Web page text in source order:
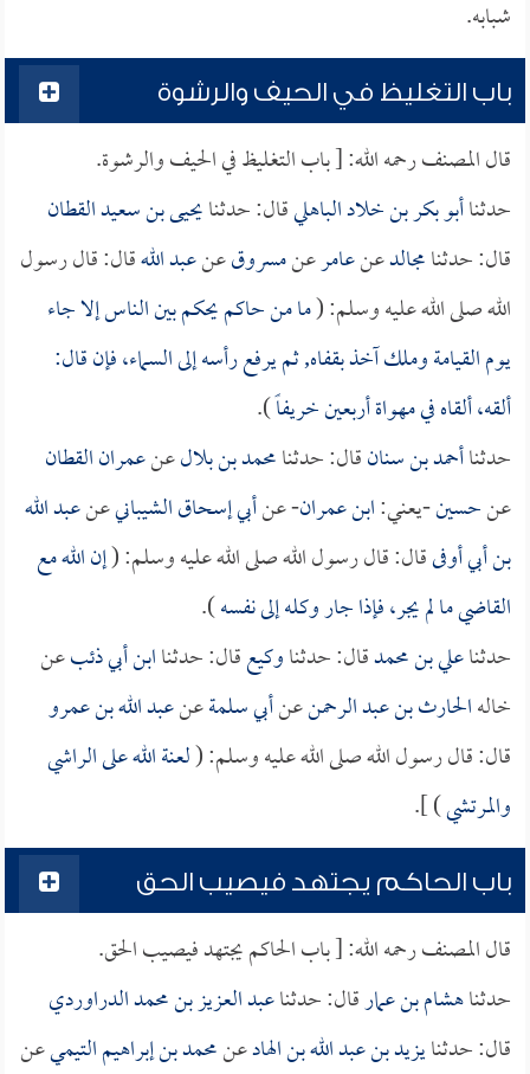
شبابه.
باب التغليظ في الحيف والرشوة
قال المصنف رحمه الله: [ باب التغليظ في الحيف والرشوة.
حدثناأبو بكر بن خلاد الباهليقال: حدثنايحيى بن سعيد القطان
قال: حدثنامجالدعنعامرعنمسروقعنعبد اللهقال: قال رسول
الله صلى الله عليه وسلم: (ما من حاكم يحكم بين الناس إلا جاء
يوم القيامة وملك آخذ بقفاه, ثم يرفع رأسه إلى السماء، فإن قال:
ألقه، ألقاه في مهواة أربعين خريفاً).
حدثناأحمد بن سنانقال: حدثنامحمد بن بلالعنعمران القطان
عنحسين-يعني:ابن عمران- عنأبي إسحاق الشيبانيعنعبد الله
بن أبي أوفىقال: قال رسول الله صلى الله عليه وسلم: (إن الله مع
القاضي ما لم يجر، فإذا جار وكله إلى نفسه).
حدثناعلي بن محمدقال: حدثناوكيعقال: حدثناابن أبي ذئبعن
خالهالحارث بن عبد الرحمنعنأبي سلمةعنعبد الله بن عمرو
قال: قال رسول الله صلى الله عليه وسلم: (لعنة الله على الراشي
والمرتشي) ].
باب الحاكم يجتهد فيصيب الحق
قال المصنف رحمه الله: [ باب الحاكم يجتهد فيصيب الحق.
حدثناهشام بن عمارقال: حدثناعبد العزيز بن محمد الدراوردي
قال: حدثنايزيد بن عبد الله بن الهادعنمحمد بن إبراهيم التيميعن